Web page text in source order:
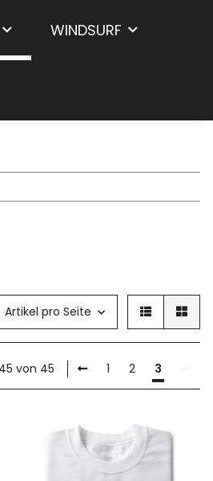
WINDSURF
Artikel pro Seite
von 45 1 2 3